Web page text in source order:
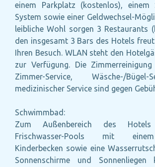
einem Parkplatz (kostenlos), einem
System sowie einer Geldwechsel-
leibliche Wohl sorgen 3 Restaurants
den insgesamt 3 Bars des Hotels
Ihren Besuch. WLAN steht den
zur Verfügung. Die
Zimmer-Service, Wäsche-/
medizinischer Service sind gegen
Schwimmbad:
Zum Außenbereich des
Frischwasser-Pools mit
Kinderbecken sowie eine
Sonnenschirme und